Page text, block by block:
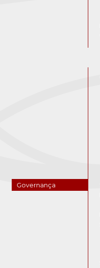
Governança